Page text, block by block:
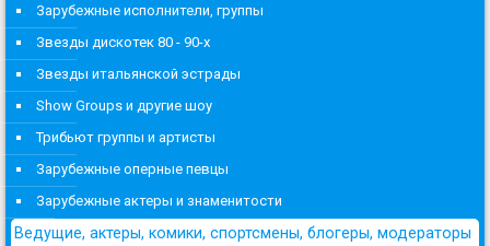
Зарубежные исполнители, группы
Звезды дискотек 80 - 90-х
Звезды итальянской эстрады
Show Groups и другие шоу
Трибьют группы и артисты
Зарубежные оперные певцы
Зарубежные актеры и знаменитости
Ведущие, актеры, комики, спортсмены, блогеры, модераторы